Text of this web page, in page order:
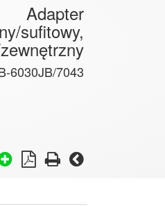
Adapter
sufitowy,
6030JB/7043